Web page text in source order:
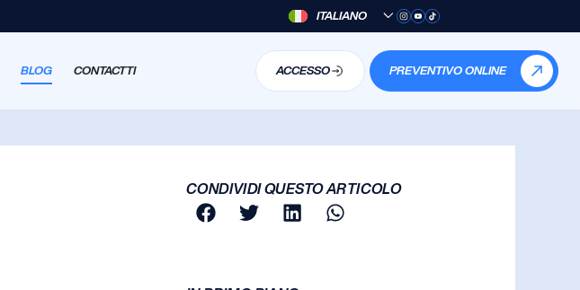
ITALIANO
BLOG CONTACTTI ACCESSO PREVENTIVO ONLINE
CONDIVIDI QUESTO ARTICOLO